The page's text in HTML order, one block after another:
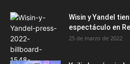
Wisin y Yandel
espectáculo en
25 de marzo de 2022